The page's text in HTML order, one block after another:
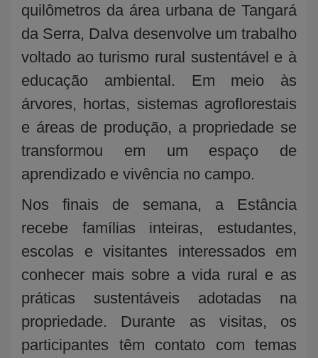
quilômetros da área urbana de Tangará
da Serra, Dalva desenvolve um trabalho
voltado ao turismo rural sustentável e à
educação ambiental. Em meio às
árvores, hortas, sistemas agroflorestais
e áreas de produção, a propriedade se
transformou em um espaço de
aprendizado e vivência no campo.
Nos finais de semana, a Estância
recebe famílias inteiras, estudantes,
escolas e visitantes interessados em
conhecer mais sobre a vida rural e as
práticas sustentáveis adotadas na
propriedade. Durante as visitas, os
participantes têm contato com temas